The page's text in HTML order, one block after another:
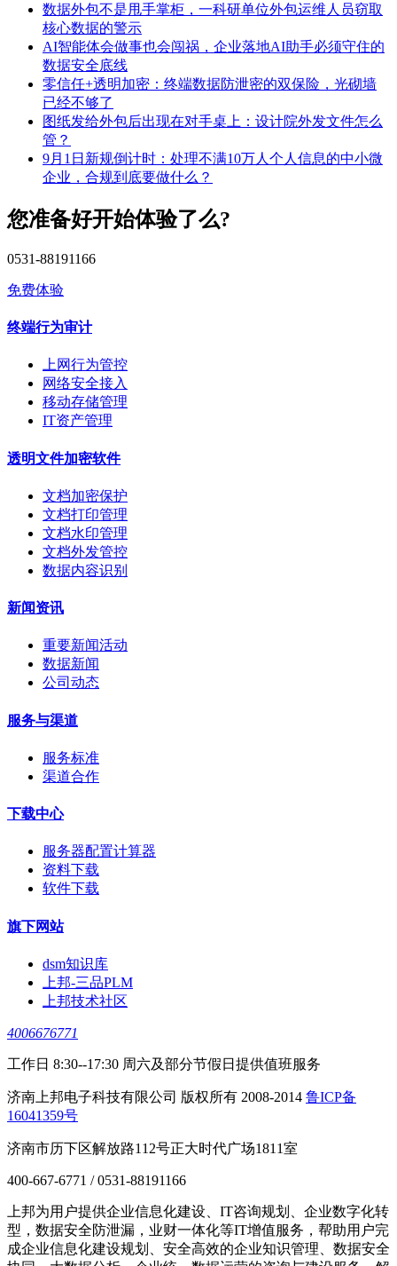
数据外包不是甩手掌柜，一科研单位外包运维人员窃取
核心数据的警示
AI智能体会做事也会闯祸，企业落地AI助手必须守住的
数据安全底线
零信任+透明加密：终端数据防泄密的双保险，光砌墙
已经不够了
图纸发给外包后出现在对手桌上：设计院外发文件怎么
管？
9月1日新规倒计时：处理不满10万人个人信息的中小微
企业，合规到底要做什么？
您准备好开始体验了么?
0531-88191166
免费体验
终端行为审计
上网行为管控
网络安全接入
移动存储管理
IT资产管理
透明文件加密软件
文档加密保护
文档打印管理
文档水印管理
文档外发管控
数据内容识别
新闻资讯
重要新闻活动
数据新闻
公司动态
服务与渠道
服务标准
渠道合作
下载中心
服务器配置计算器
资料下载
软件下载
旗下网站
dsm知识库
上邦-三品PLM
上邦技术社区
4006676771
工作日 8:30--17:30 周六及部分节假日提供值班服务
济南上邦电子科技有限公司 版权所有 2008-2014 鲁ICP备
16041359号
济南市历下区解放路112号正大时代广场1811室
400-667-6771 / 0531-88191166
上邦为用户提供企业信息化建设、IT咨询规划、企业数字化转
型，数据安全防泄漏，业财一体化等IT增值服务，帮助用户完
成企业信息化建设规划、安全高效的企业知识管理、数据安全